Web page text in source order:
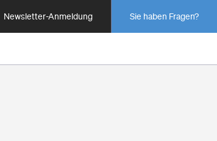
Newsletter-Anmeldung Sie haben Fragen?